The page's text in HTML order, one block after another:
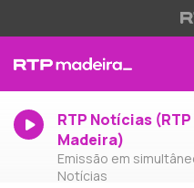
RTP Notícias (RTP
Madeira)
Emissão em
Notícias